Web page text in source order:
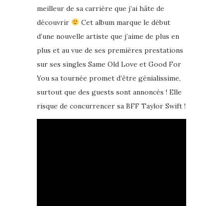
meilleur de sa carrière que j’ai hâte de
découvrir
Cet album marque le début
d’une nouvelle artiste que j’aime de plus en
plus et au vue de ses premières prestations
sur ses singles Same Old Love et Good For
You sa tournée promet d’être génialissime,
surtout que des guests sont annoncés ! Elle
risque de concurrencer sa BFF Taylor Swift !